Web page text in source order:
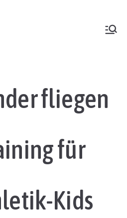
fliegen
für
Kids